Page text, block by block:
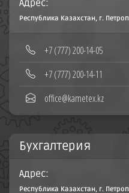
Адрес:
Республика Казахстан, г.
+7 (777) 200-14-05
+7 (777) 200-14-11
office@kametex.kz
Бухгалтерия
Адрес:
Республика Казахстан, г.